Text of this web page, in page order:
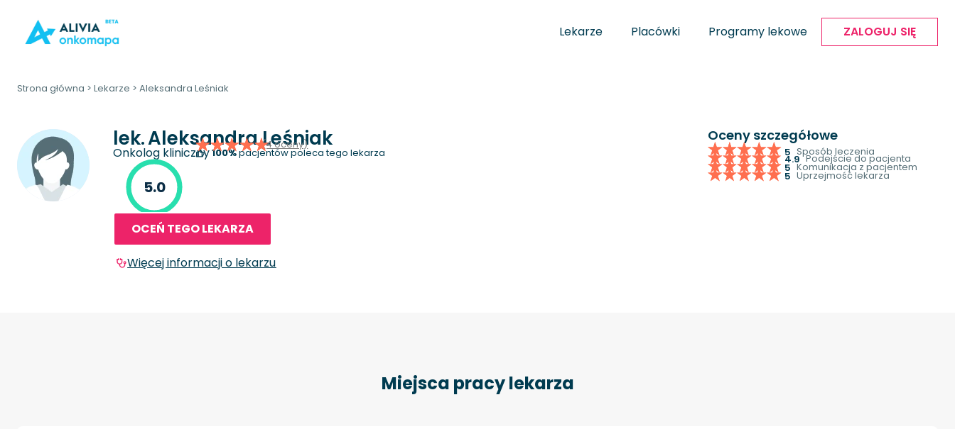
Lekarze Placówki Programy lekowe ZALOGUJ SIĘ
Strona główna > Lekarze > Aleksandra Leśniak
lek.Aleksandra Leśniak
Onkolog kliniczny
5.0
(4 oceny)
100%pacjentów poleca tego lekarza
OCEŃ TEGO LEKARZA
Więcej informacji o lekarzu
Oceny szczegółowe
5 Sposób leczenia
4.9 Podejście do pacjenta
5 Komunikacja z pacjentem
5 Uprzejmość lekarza
Miejsca pracy lekarza